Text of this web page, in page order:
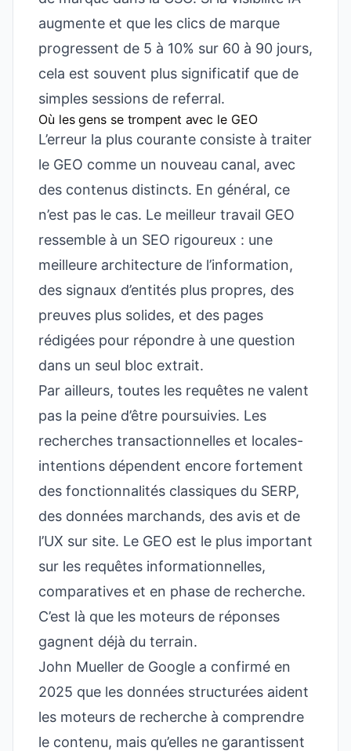
augmente et que les clics de marque
progressent de 5 à 10% sur 60 à 90 jours,
cela est souvent plus significatif que de
simples sessions de referral.
Où les gens se trompent avec le GEO
L’erreur la plus courante consiste à traiter
le GEO comme un nouveau canal, avec
des contenus distincts. En général, ce
n’est pas le cas. Le meilleur travail GEO
ressemble à un SEO rigoureux : une
meilleure architecture de l’information,
des signaux d’entités plus propres, des
preuves plus solides, et des pages
rédigées pour répondre à une question
dans un seul bloc extrait.
Par ailleurs, toutes les requêtes ne valent
pas la peine d’être poursuivies. Les
recherches transactionnelles et locales-
intentions dépendent encore fortement
des fonctionnalités classiques du SERP,
des données marchands, des avis et de
l’UX sur site. Le GEO est le plus important
sur les requêtes informationnelles,
comparatives et en phase de recherche.
C’est là que les moteurs de réponses
gagnent déjà du terrain.
John Mueller de Google a confirmé en
2025 que les données structurées aident
les moteurs de recherche à comprendre
le contenu, mais qu’elles ne garantissent